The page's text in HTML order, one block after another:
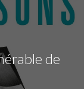
de